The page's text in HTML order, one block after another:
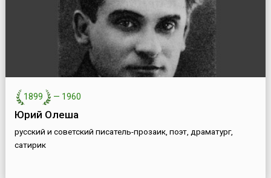
1899 — 1960
Юрий Олеша
русский и советский писатель-прозаик, поэт, драматург,
сатирик